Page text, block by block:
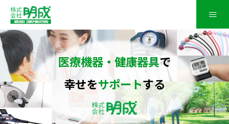
≡
医療機器・健康器具で
幸せをサポートする